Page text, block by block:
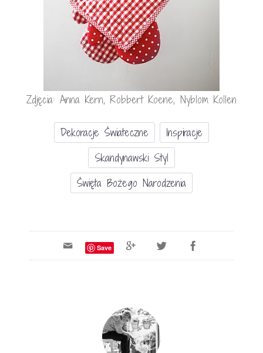
Zdjęcia: Anna Kern, Robbert Koene, Nyblom Kollen
Dekoracje Świateczne
Inspiracje
Skandynawski Styl
Święta Bożego Narodzenia
Save